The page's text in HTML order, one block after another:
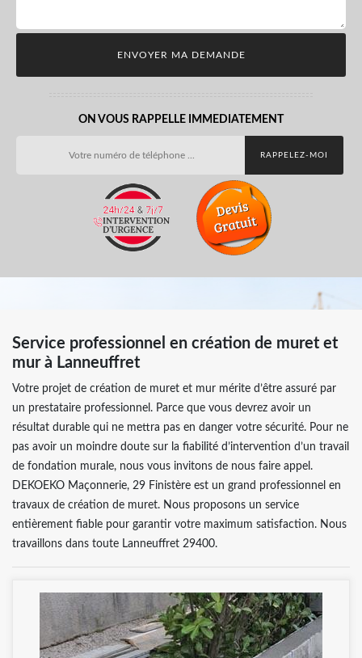
ON VOUS RAPPELLE IMMEDIATEMENT
Service professionnel en création de muret et
mur à Lanneuffret
Votre projet de création de muret et mur mérite d’être assuré par
un prestataire professionnel. Parce que vous devrez avoir un
résultat durable qui ne mettra pas en danger votre sécurité. Pour ne
pas avoir un moindre doute sur la fiabilité d’intervention d’un travail
de fondation murale, nous vous invitons de nous faire appel.
DEKOEKO Maçonnerie, 29 Finistère est un grand professionnel en
travaux de création de muret. Nous proposons un service
entièrement fiable pour garantir votre maximum satisfaction. Nous
travaillons dans toute Lanneuffret 29400.